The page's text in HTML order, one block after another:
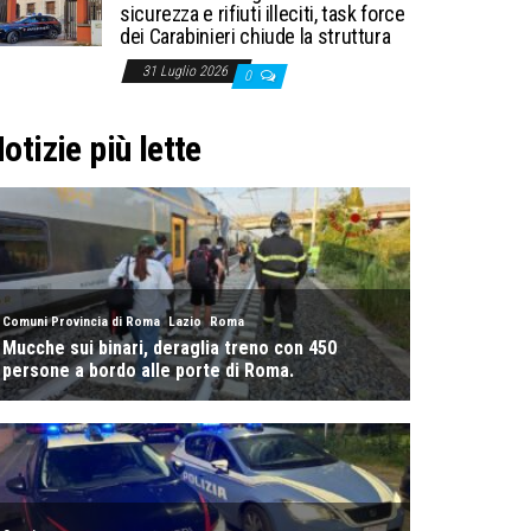
sicurezza e rifiuti illeciti, task force
dei Carabinieri chiude la struttura
31 Luglio 2026 0
più lette